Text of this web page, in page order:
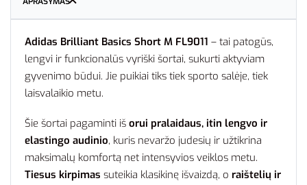
Adidas Brilliant Basics Short M FL9011 – tai patogūs,
lengvi ir funkcionalūs vyriški šortai, sukurti aktyviam
gyvenimo būdui. Jie puikiai tiks tiek sporto salėje, tiek
laisvalaikio metu.
Šie šortai pagaminti iš orui pralaidaus, itin lengvo ir
elastingo audinio, kuris nevaržo judesių ir užtikrina
maksimalų komfortą net intensyvios veiklos metu.
Tiesus kirpimas suteikia klasikinę išvaizdą, o raištelių ir